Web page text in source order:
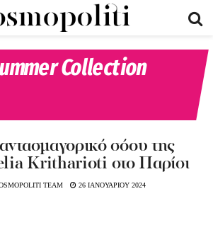
Collection
σόου της
Kritharioti στο Παρίσι
TEAM 26 ΙΑΝΟΥΑΡΙΟΥ 2024